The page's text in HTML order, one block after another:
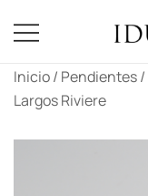
Saltar
Inicio/ Pendientes/
Largos Riviere